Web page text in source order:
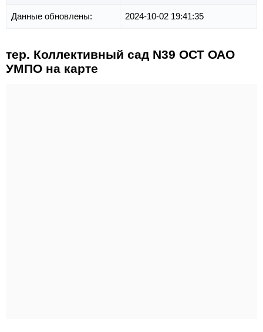
Данные обновлены: 2024-10-02 19:41:35
тер. Коллективный сад N39 ОСТ ОАО
УМПО на карте